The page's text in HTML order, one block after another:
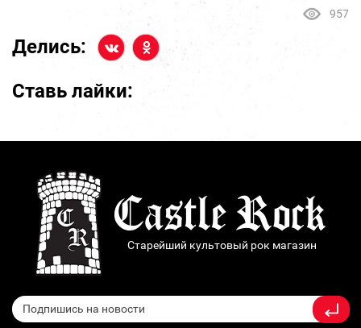
957
Делись:
Ставь лайки:
Старейший культовый рок магазин